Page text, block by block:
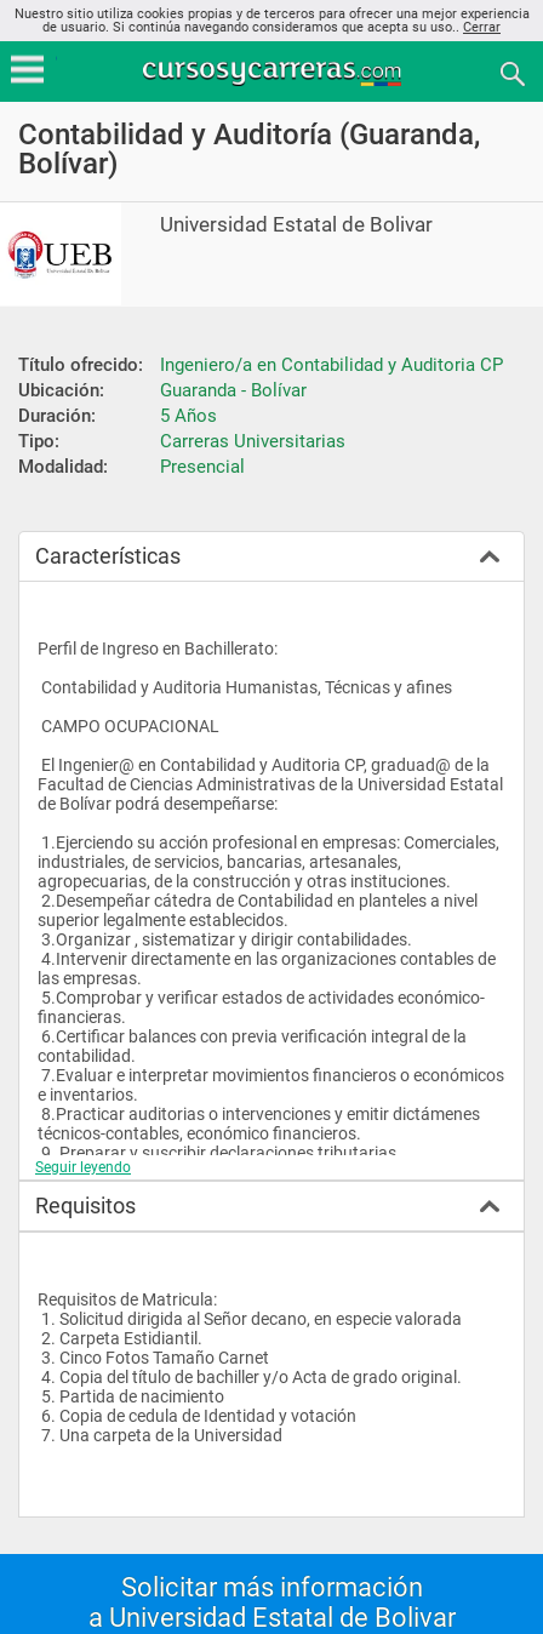
Nuestro sitio utiliza cookies propias y de terceros para ofrecer una mejor experiencia
de usuario. Si continúa navegando consideramos que acepta su uso.. Cerrar
Contabilidad y Auditoría (Guaranda,
Bolívar)
Universidad Estatal de Bolivar
Título ofrecido:
Ingeniero/a en Contabilidad y Auditoria CP
Ubicación:
Guaranda - Bolívar
Duración:
5 Años
Tipo:
Carreras Universitarias
Modalidad:
Presencial
Características
Perfil de Ingreso en Bachillerato:
Contabilidad y Auditoria Humanistas, Técnicas y afines
CAMPO OCUPACIONAL
Facultad de Ciencias Administrativas de la Universidad Estatal
de Bolívar podrá desempeñarse:
industriales, de servicios, bancarias, artesanales,
agropecuarias, de la construcción y otras instituciones.
superior legalmente establecidos.
3.Organizar , sistematizar y dirigir contabilidades.
las empresas.
financieras.
contabilidad.
e inventarios.
técnicos-contables, económico financieros.
9. Preparar y suscribir declaraciones tributarias.
10. Realizar peritazgos, revisiones, fiscalizaciones, análisis y
11. Entre otras.
Facultad de Ciencias Administrativas de la Universidad Estatal
de Bolívar tendrá competencias:
apoyado por sistemas de información gerencial, así como una
actitud ajustada a la moral y ética.
2.Formación de un espíritu emprendedor
5.Vocación para el atrabajo y la investigación
financiera y cumplir con responsabilidad el ejercicio
administrativo que encaminen a la solución de los problemas y
Seguir leyendo
Requisitos
Requisitos de Matricula:
1. Solicitud dirigida al Señor decano, en especie valorada
2. Carpeta Estidiantil.
3. Cinco Fotos Tamaño Carnet
4. Copia del título de bachiller y/o Acta de grado original.
5. Partida de nacimiento
6. Copia de cedula de Identidad y votación
7. Una carpeta de la Universidad
Solicitar más información
a Universidad Estatal de Bolivar